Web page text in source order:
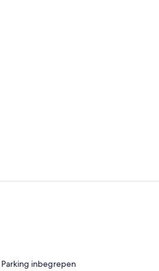
Parking inbegrepen